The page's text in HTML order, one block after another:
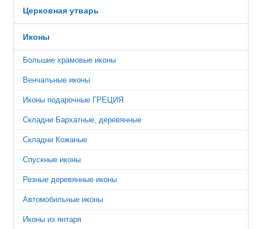
Церковная утварь
Иконы
Большие храмовые иконы
Венчальные иконы
Иконы подарочные ГРЕЦИЯ
Складни Бархатные, деревянные
Складни Кожаные
Спускные иконы
Резные деревянные иконы
Автомобильные иконы
Иконы из янтаря